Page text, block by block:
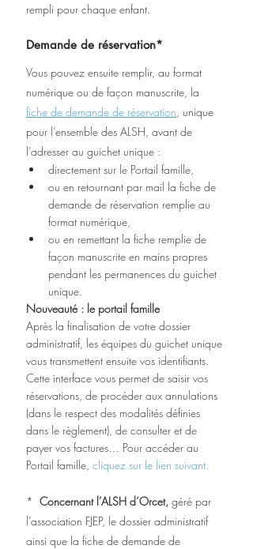
rempli pour chaque enfant.
Demande de réservation*
Vous pouvez ensuite remplir, au format
numérique ou de façon manuscrite, la
fiche de demande de réservation, unique
pour l’ensemble des ALSH, avant de
l’adresser au guichet unique :
directement sur le Portail famille,
ou en retournant par mail la fiche de
demande de réservation remplie au
format numérique,
ou en remettant la fiche remplie de
façon manuscrite en mains propres
pendant les permanences du guichet
unique.
Nouveauté : le portail famille
Après la finalisation de votre dossier
administratif, les équipes du guichet unique
vous transmettent ensuite vos identifiants.
Cette interface vous permet de saisir vos
réservations, de procéder aux annulations
(dans le respect des modalités définies
dans le règlement), de consulter et de
payer vos factures… Pour accéder au
Portail famille, cliquez sur le lien suivant.
* Concernant l’ALSH d’Orcet, géré par
l’association FJEP, le dossier administratif
ainsi que la fiche de demande de